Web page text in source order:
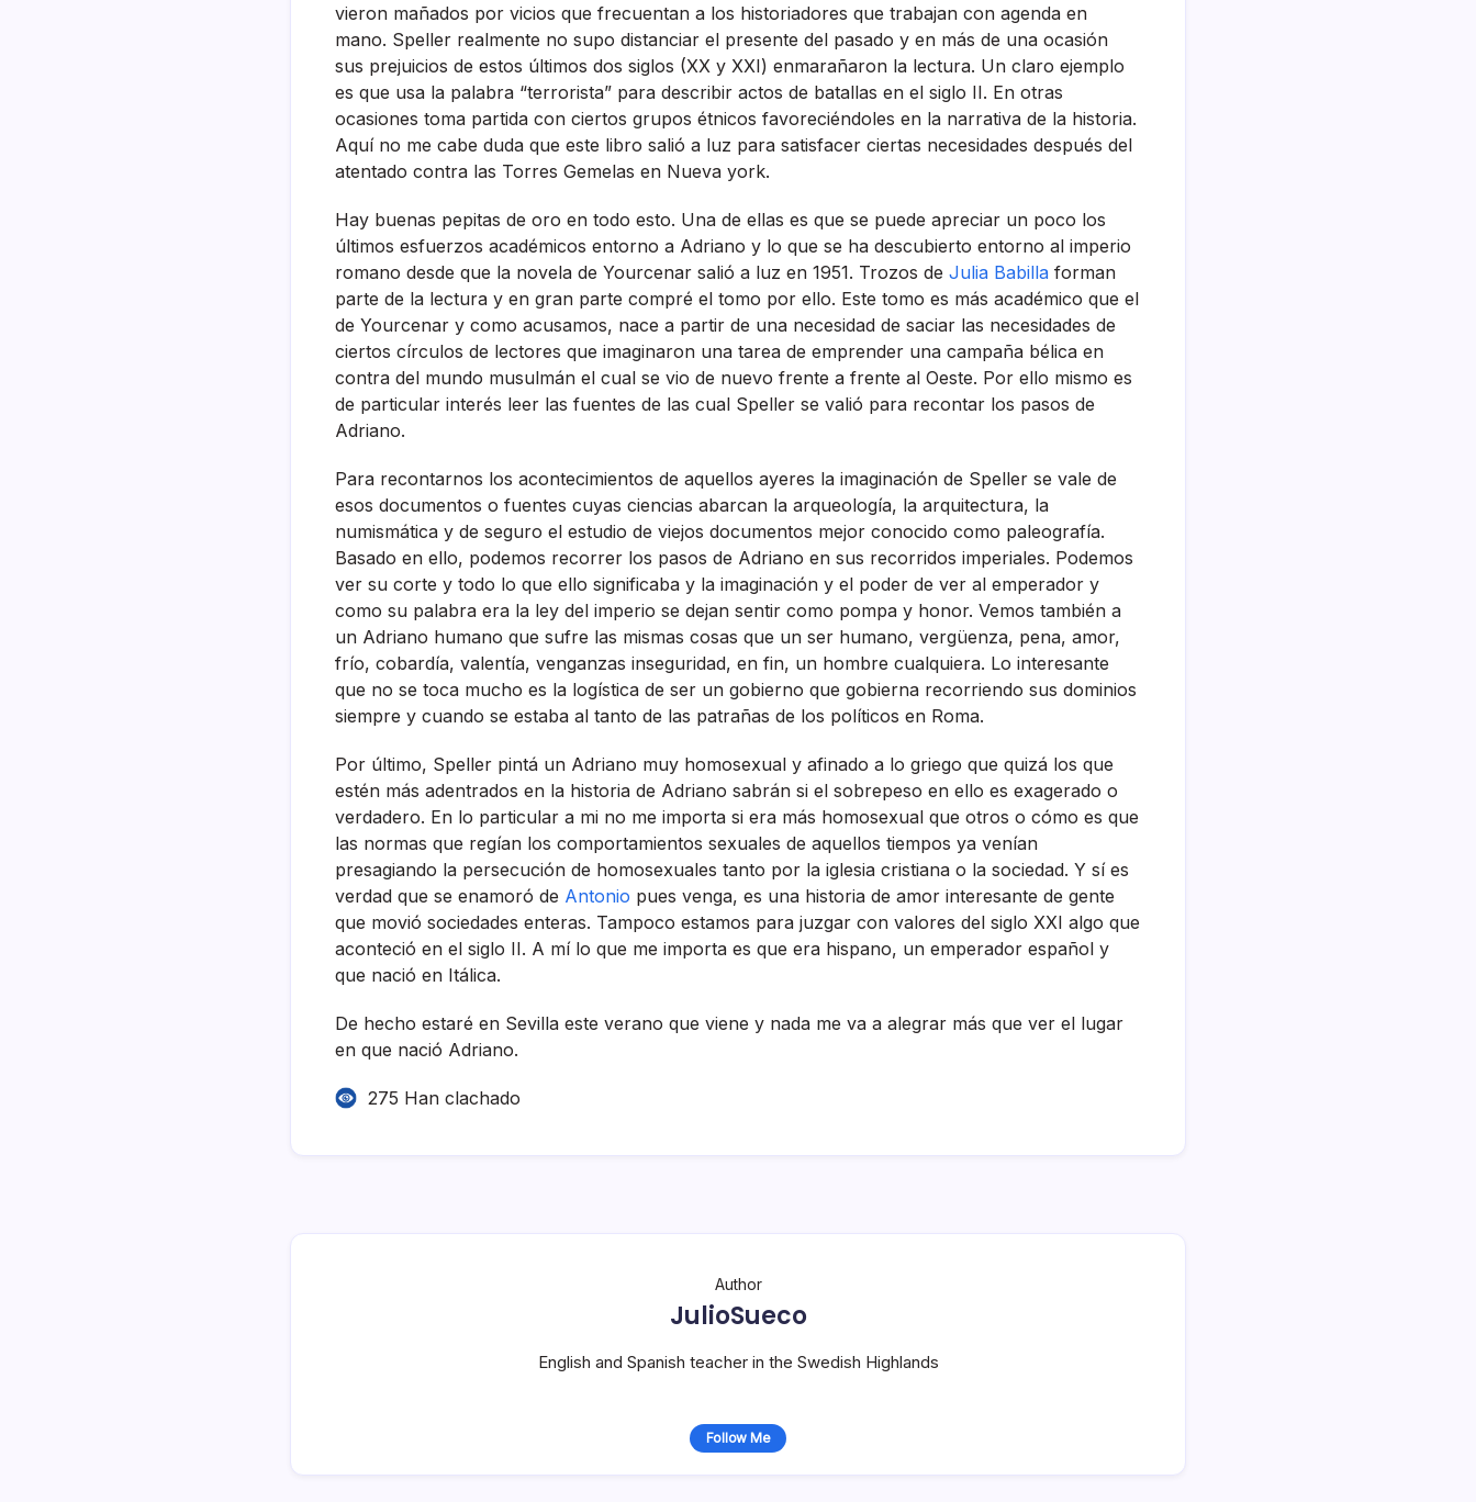
vieron mañados por vicios que frecuentan a los historiadores que trabajan con agenda en
mano. Speller realmente no supo distanciar el presente del pasado y en más de una ocasión
sus prejuicios de estos últimos dos siglos (XX y XXI) enmarañaron la lectura. Un claro ejemplo
es que usa la palabra “terrorista” para describir actos de batallas en el siglo II. En otras
ocasiones toma partida con ciertos grupos étnicos favoreciéndoles en la narrativa de la historia.
Aquí­ no me cabe duda que este libro salió a luz para satisfacer ciertas necesidades después del
atentado contra las Torres Gemelas en Nueva york.
Hay buenas pepitas de oro en todo esto. Una de ellas es que se puede apreciar un poco los
últimos esfuerzos académicos entorno a Adriano y lo que se ha descubierto entorno al imperio
romano desde que la novela de Yourcenar salió a luz en 1951. Trozos de Julia Babilla forman
parte de la lectura y en gran parte compré el tomo por ello. Este tomo es más académico que el
de Yourcenar y como acusamos, nace a partir de una necesidad de saciar las necesidades de
ciertos cí­rculos de lectores que imaginaron una tarea de emprender una campaña bélica en
contra del mundo musulmán el cual se vio de nuevo frente a frente al Oeste. Por ello mismo es
de particular interés leer las fuentes de las cual Speller se valió para recontar los pasos de
Adriano.
Para recontarnos los acontecimientos de aquellos ayeres la imaginación de Speller se vale de
esos documentos o fuentes cuyas ciencias abarcan la arqueologí­a, la arquitectura, la
numismática y de seguro el estudio de viejos documentos mejor conocido como paleografí­a.
Basado en ello, podemos recorrer los pasos de Adriano en sus recorridos imperiales. Podemos
ver su corte y todo lo que ello significaba y la imaginación y el poder de ver al emperador y
como su palabra era la ley del imperio se dejan sentir como pompa y honor. Vemos también a
un Adriano humano que sufre las mismas cosas que un ser humano, vergüenza, pena, amor,
frí­o, cobardí­a, valentí­a, venganzas inseguridad, en fin, un hombre cualquiera. Lo interesante
que no se toca mucho es la logí­stica de ser un gobierno que gobierna recorriendo sus dominios
siempre y cuando se estaba al tanto de las patrañas de los polí­ticos en Roma.
Por último, Speller pintá un Adriano muy homosexual y afinado a lo griego que quizá los que
estén más adentrados en la historia de Adriano sabrán si el sobrepeso en ello es exagerado o
verdadero. En lo particular a mi no me importa si era más homosexual que otros o cómo es que
las normas que regí­an los comportamientos sexuales de aquellos tiempos ya vení­an
presagiando la persecución de homosexuales tanto por la iglesia cristiana o la sociedad. Y sí­ es
verdad que se enamoró de Antonio pues venga, es una historia de amor interesante de gente
que movió sociedades enteras. Tampoco estamos para juzgar con valores del siglo XXI algo que
aconteció en el siglo II. A mí­ lo que me importa es que era hispano, un emperador español y
que nació en Itálica.
De hecho estaré en Sevilla este verano que viene y nada me va a alegrar más que ver el lugar
en que nació Adriano.
275 Han clachado
Author
JulioSueco
English and Spanish teacher in the Swedish Highlands
Follow Me